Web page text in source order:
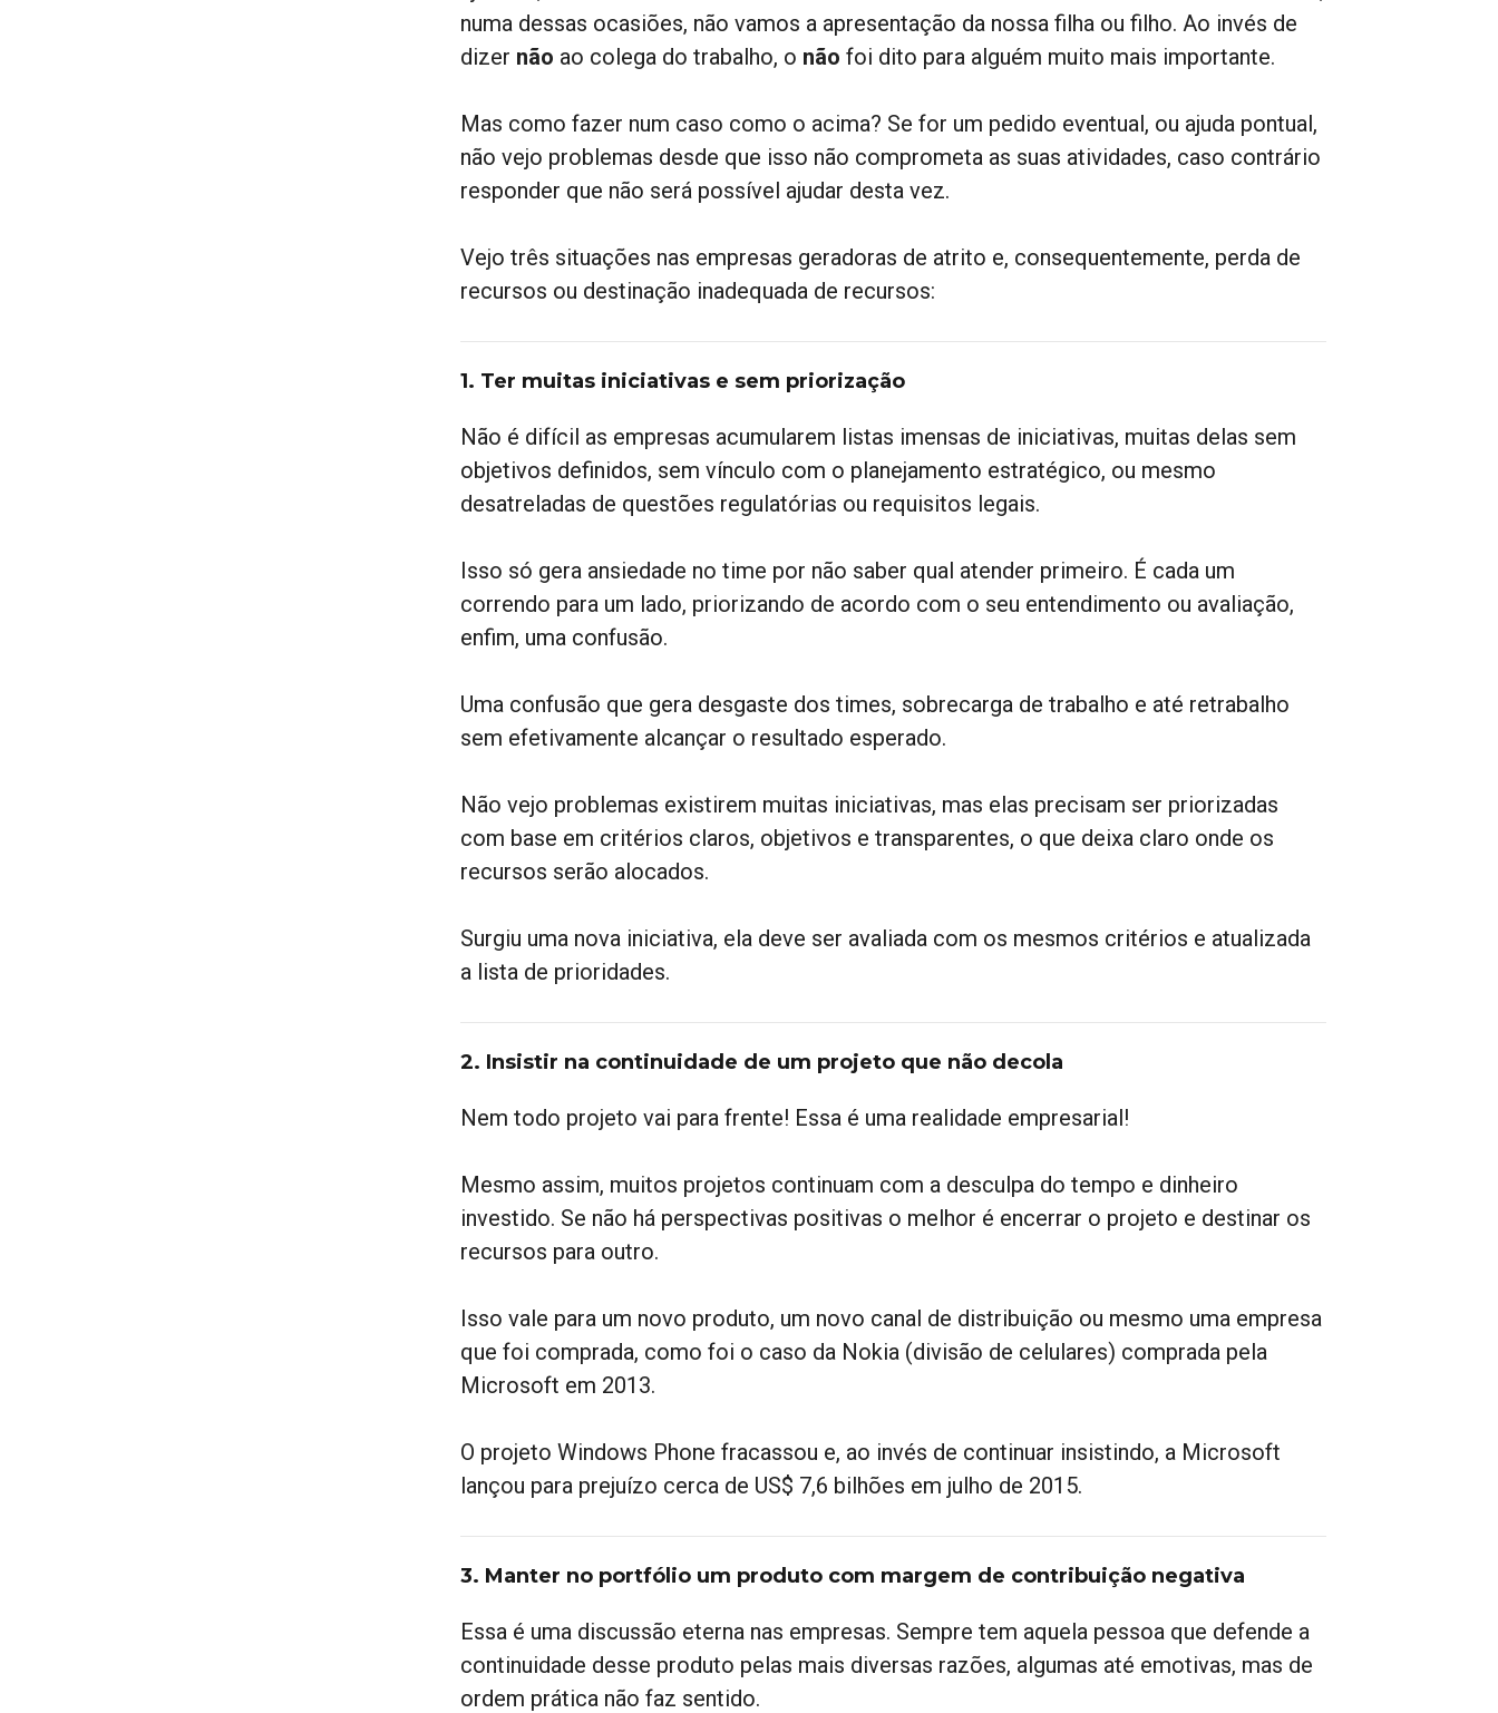
numa dessas ocasiões, não vamos a apresentação da nossa filha ou filho. Ao invés de
dizer não ao colega do trabalho, o não foi dito para alguém muito mais importante.
Mas como fazer num caso como o acima? Se for um pedido eventual, ou ajuda pontual,
não vejo problemas desde que isso não comprometa as suas atividades, caso contrário
responder que não será possível ajudar desta vez.
Vejo três situações nas empresas geradoras de atrito e, consequentemente, perda de
recursos ou destinação inadequada de recursos:
1. Ter muitas iniciativas e sem priorização
Não é difícil as empresas acumularem listas imensas de iniciativas, muitas delas sem
objetivos definidos, sem vínculo com o planejamento estratégico, ou mesmo
desatreladas de questões regulatórias ou requisitos legais.
Isso só gera ansiedade no time por não saber qual atender primeiro. É cada um
correndo para um lado, priorizando de acordo com o seu entendimento ou avaliação,
enfim, uma confusão.
Uma confusão que gera desgaste dos times, sobrecarga de trabalho e até retrabalho
sem efetivamente alcançar o resultado esperado.
Não vejo problemas existirem muitas iniciativas, mas elas precisam ser priorizadas
com base em critérios claros, objetivos e transparentes, o que deixa claro onde os
recursos serão alocados.
Surgiu uma nova iniciativa, ela deve ser avaliada com os mesmos critérios e atualizada
a lista de prioridades.
2. Insistir na continuidade de um projeto que não decola
Nem todo projeto vai para frente! Essa é uma realidade empresarial!
Mesmo assim, muitos projetos continuam com a desculpa do tempo e dinheiro
investido. Se não há perspectivas positivas o melhor é encerrar o projeto e destinar os
recursos para outro.
Isso vale para um novo produto, um novo canal de distribuição ou mesmo uma empresa
que foi comprada, como foi o caso da Nokia (divisão de celulares) comprada pela
Microsoft em 2013.
O projeto Windows Phone fracassou e, ao invés de continuar insistindo, a Microsoft
lançou para prejuízo cerca de US$ 7,6 bilhões em julho de 2015.
3. Manter no portfólio um produto com margem de contribuição negativa
Essa é uma discussão eterna nas empresas. Sempre tem aquela pessoa que defende a
continuidade desse produto pelas mais diversas razões, algumas até emotivas, mas de
ordem prática não faz sentido.